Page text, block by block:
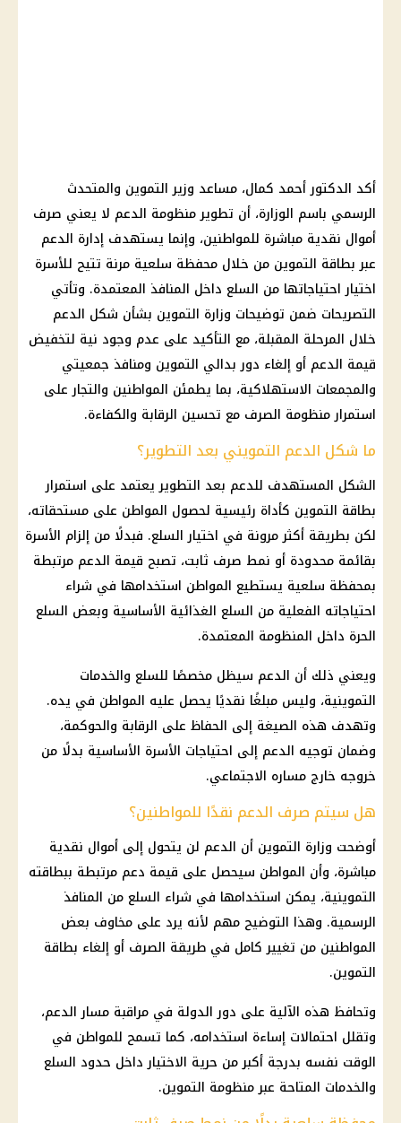
أكد الدكتور أحمد كمال، مساعد وزير التموين والمتحدث
الرسمي باسم الوزارة، أن تطوير منظومة الدعم لا يعني صرف
أموال نقدية مباشرة للمواطنين، وإنما يستهدف إدارة الدعم
عبر بطاقة التموين من خلال محفظة سلعية مرنة تتيح للأسرة
اختيار احتياجاتها من السلع داخل المنافذ المعتمدة. وتأتي
التصريحات ضمن توضيحات وزارة التموين بشأن شكل الدعم
خلال المرحلة المقبلة، مع التأكيد على عدم وجود نية لتخفيض
قيمة الدعم أو إلغاء دور بدالي التموين ومنافذ جمعيتي
والمجمعات الاستهلاكية، بما يطمئن المواطنين والتجار على
استمرار منظومة الصرف مع تحسين الرقابة والكفاءة.
ما شكل الدعم التمويني بعد التطوير؟
الشكل المستهدف للدعم بعد التطوير يعتمد على استمرار
بطاقة التموين كأداة رئيسية لحصول المواطن على مستحقاته،
لكن بطريقة أكثر مرونة في اختيار السلع. فبدلًا من إلزام الأسرة
بقائمة محدودة أو نمط صرف ثابت، تصبح قيمة الدعم مرتبطة
بمحفظة سلعية يستطيع المواطن استخدامها في شراء
احتياجاته الفعلية من السلع الغذائية الأساسية وبعض السلع
الحرة داخل المنظومة المعتمدة.
ويعني ذلك أن الدعم سيظل مخصصًا للسلع والخدمات
التموينية، وليس مبلغًا نقديًا يحصل عليه المواطن في يده.
وتهدف هذه الصيغة إلى الحفاظ على الرقابة والحوكمة،
وضمان توجيه الدعم إلى احتياجات الأسرة الأساسية بدلًا من
خروجه خارج مساره الاجتماعي.
هل سيتم صرف الدعم نقدًا للمواطنين؟
أوضحت وزارة التموين أن الدعم لن يتحول إلى أموال نقدية
مباشرة، وأن المواطن سيحصل على قيمة دعم مرتبطة ببطاقته
التموينية، يمكن استخدامها في شراء السلع من المنافذ
الرسمية. وهذا التوضيح مهم لأنه يرد على مخاوف بعض
المواطنين من تغيير كامل في طريقة الصرف أو إلغاء بطاقة
التموين.
وتحافظ هذه الآلية على دور الدولة في مراقبة مسار الدعم،
وتقلل احتمالات إساءة استخدامه، كما تسمح للمواطن في
الوقت نفسه بدرجة أكبر من حرية الاختيار داخل حدود السلع
والخدمات المتاحة عبر منظومة التموين.